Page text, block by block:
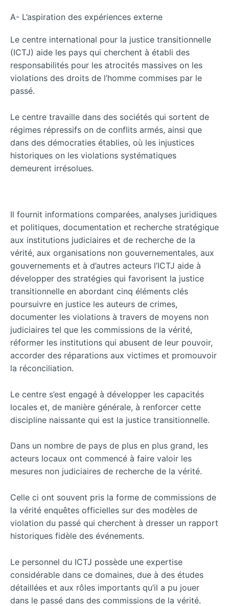
A- L’aspiration des expériences externe
Le centre international pour la justice transitionnelle
(ICTJ) aide les pays qui cherchent à établi des
responsabilités pour les atrocités massives on les
violations des droits de l’homme commises par le
passé.
Le centre travaille dans des sociétés qui sortent de
régimes répressifs on de conflits armés, ainsi que
dans des démocraties établies, où les injustices
historiques on les violations systématiques
demeurent irrésolues.
Il fournit informations comparées, analyses juridiques
et politiques, documentation et recherche stratégique
aux institutions judiciaires et de recherche de la
vérité, aux organisations non gouvernementales, aux
gouvernements et à d’autres acteurs l’ICTJ aide à
développer des stratégies qui favorisent la justice
transitionnelle en abordant cinq éléments clés
poursuivre en justice les auteurs de crimes,
documenter les violations à travers de moyens non
judiciaires tel que les commissions de la vérité,
réformer les institutions qui abusent de leur pouvoir,
accorder des réparations aux victimes et promouvoir
la réconciliation.
Le centre s’est engagé à développer les capacités
locales et, de manière générale, à renforcer cette
discipline naissante qui est la justice transitionnelle.
Dans un nombre de pays de plus en plus grand, les
acteurs locaux ont commencé à faire valoir les
mesures non judiciaires de recherche de la vérité.
Celle ci ont souvent pris la forme de commissions de
la vérité enquêtes officielles sur des modèles de
violation du passé qui cherchent à dresser un rapport
historiques fidèle des événements.
Le personnel du ICTJ possède une expertise
considérable dans ce domaines, due à des études
détaillées et aux rôles importants qu’il a pu jouer
dans le passé dans des commissions de la vérité.